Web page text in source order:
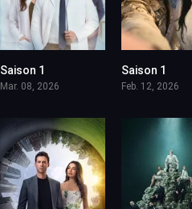
Saison 1
Mar. 08, 2026
Saison 1
Feb. 12, 2026